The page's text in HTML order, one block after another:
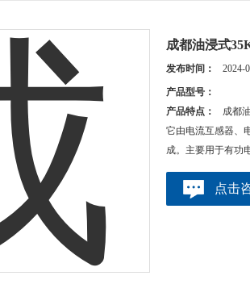
成都油浸式
发布时间： 2024-
产品型号：
产品特点：
成都
它由电流互感器、
成。主要用于有功
点击